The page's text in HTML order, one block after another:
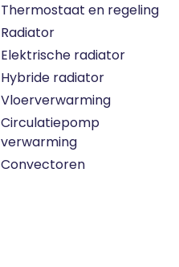
Thermostaat en regeling
Radiator
Elektrische radiator
Hybride radiator
Vloerverwarming
Circulatiepomp
verwarming
Convectoren